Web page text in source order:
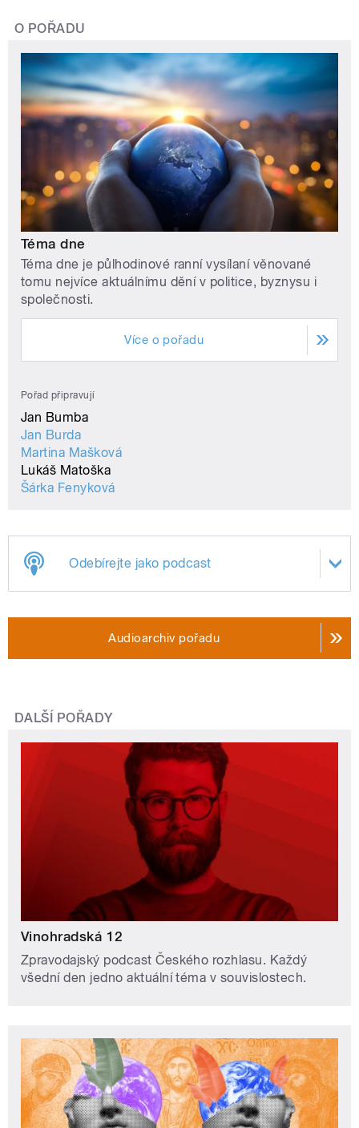
O POŘADU
Téma dne
Téma dne je půlhodinové ranní vysílaní věnované
tomu nejvíce aktuálnímu dění v politice, byznysu i
společnosti.
Více o pořadu
Pořad připravují
Jan Bumba
Jan Burda
Martina Mašková
Lukáš Matoška
Šárka Fenyková
Odebírejte jako podcast
Audioarchiv pořadu
DALŠÍ POŘADY
Vinohradská 12
Zpravodajský podcast Českého rozhlasu. Každý
všední den jedno aktuální téma v souvislostech.